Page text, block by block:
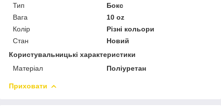
Тип
Бокс
Вага
10 oz
Колір
Різні кольори
Стан
Новий
Користувальницькі характеристики
Матеріал
Поліуретан
Приховати